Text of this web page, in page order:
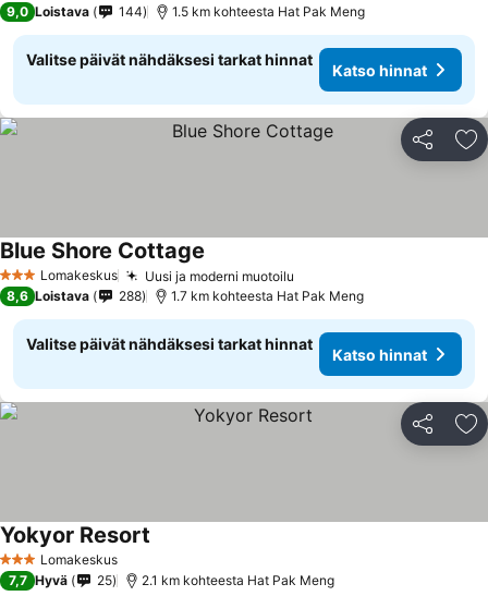
9,0 Loistava 144 1.5 km kohteesta Hat Pak Meng
Valitse päivät nähdäksesi tarkat hinnat
Katso hinnat
Jaa
3 Tähtiluokitus
Lomakeskus Uusi ja moderni muotoilu
Blue Shore Cottage
8,6 Loistava 288 1.7 km kohteesta Hat Pak Meng
Valitse päivät nähdäksesi tarkat hinnat
Katso hinnat
Jaa
3 Tähtiluokitus
Lomakeskus
Yokyor Resort
7,7 Hyvä 25 2.1 km kohteesta Hat Pak Meng